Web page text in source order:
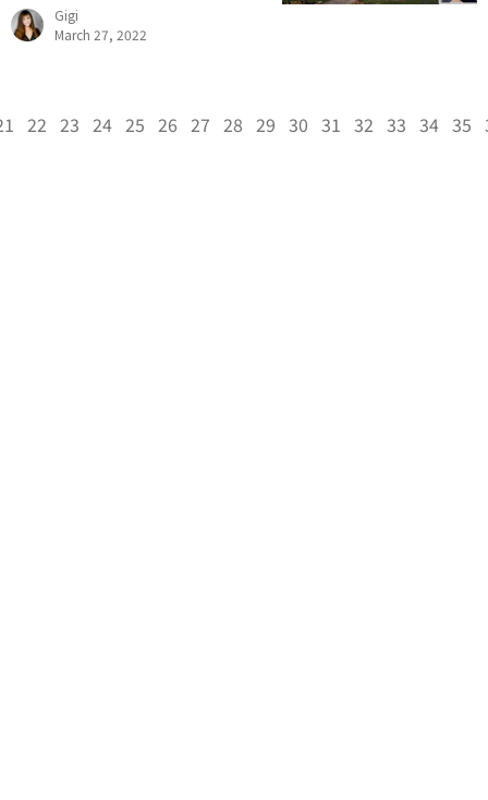
Gigi
March 27, 2022
22 23 24 25 26 27 28 29 30 31 32 33 34 35